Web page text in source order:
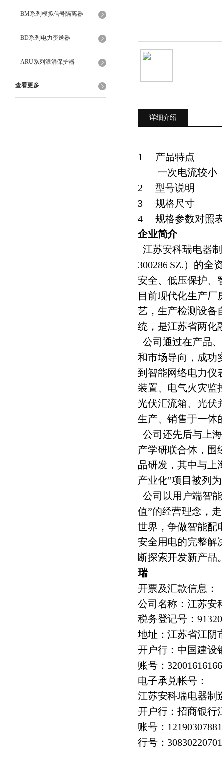
BM系列模拟信号隔离器
BD系列电力变送器
ARU系列浪涌保护器
查看更多
详细介绍
1 产品特点
一次电流较小，
2 型号说明
3 规格尺寸
4 规格参数对照
企业简介
江苏安科瑞电器
300286 SZ.）的全
安全、低压保护、
目前现代化生产
艺，生产检测设备
统，是江苏省两化
公司通过在产品
和市场导向，成功
到智能网络电力仪
装置、电气火灾监
光伏汇流箱、光伏
生产、销售于一体
公司还先后与上
产学研联合体，围
品研发，其中与上
产业化”项目被列
公司以用户端智
值”的经营理念，
世界，争做智能配
安全用电的完整解
断探索开发新产品
瑞
开票及汇款信息：
公司名称：江苏安
税务登记号：
地址：江苏省江阴
开户行：中国建设
账号：
电子承兑帐号：
江苏安科瑞电器制
开户行：招商银行
账号：
行号：